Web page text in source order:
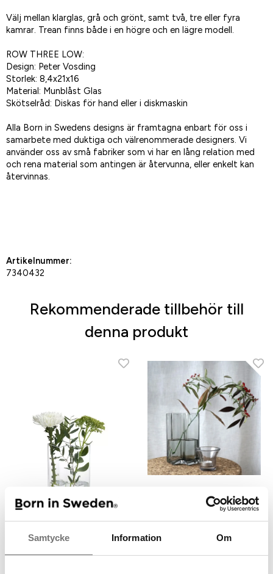
Samtycke Information Om
Välj mellan klarglas, grå och grönt, samt två, tre eller fyra
kamrar. Trean finns både i en högre och en lägre modell.
ROW THREE LOW:
Design: Peter Vosding
Storlek: 8,4x21x16
Material: Munblåst Glas
Skötselråd: Diskas för hand eller i diskmaskin
Alla Born in Swedens designs är framtagna enbart för oss i
samarbete med duktiga och välrenommerade designers. Vi
använder oss av små fabriker som vi har en lång relation med
och rena material som antingen är återvunna, eller enkelt kan
återvinnas.
Artikelnummer:
7340432
Rekommenderade tillbehör till
denna produkt
ROW vas två kamrar klar ROW vas två kamrar grå